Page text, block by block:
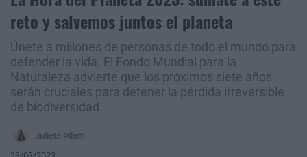
reto y salvemos juntos el planeta
Únete a millones de personas de todo el mundo para
defender la vida. El Fondo Mundial para la
Naturaleza advierte que los próximos siete años
serán cruciales para detener la pérdida irreversible
de biodiversidad.
Julieta Pilatti